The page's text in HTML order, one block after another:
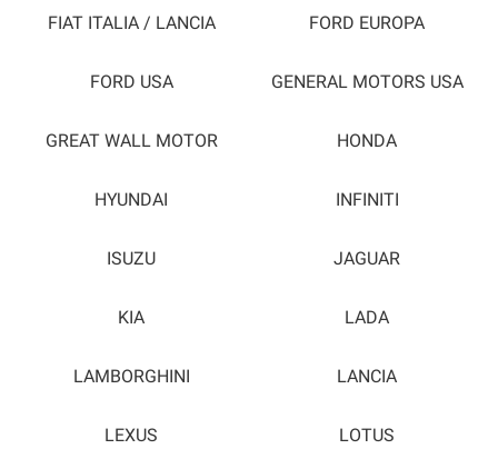
FIAT ITALIA / LANCIA FORD EUROPA
FORD USA GENERAL MOTORS USA
GREAT WALL MOTOR HONDA
HYUNDAI INFINITI
ISUZU JAGUAR
KIA LADA
LAMBORGHINI LANCIA
LEXUS LOTUS